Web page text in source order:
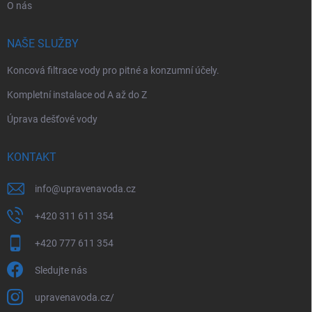
O nás
NAŠE SLUŽBY
Koncová filtrace vody pro pitné a konzumní účely.
Kompletní instalace od A až do Z
Úprava dešťové vody
KONTAKT
info@upravenavoda.cz
+420 311 611 354
+420 777 611 354
Sledujte nás
upravenavoda.cz/